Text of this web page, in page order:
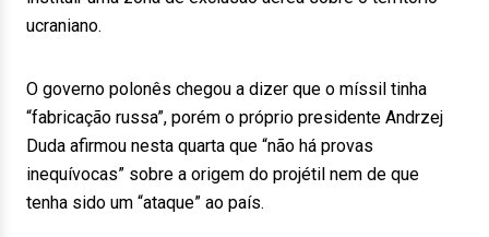
ucraniano.
O governo polonês chegou a dizer que o míssil tinha
“fabricação russa”, porém o próprio presidente Andrzej
Duda afirmou nesta quarta que “não há provas
inequívocas” sobre a origem do projétil nem de que
tenha sido um “ataque” ao país.